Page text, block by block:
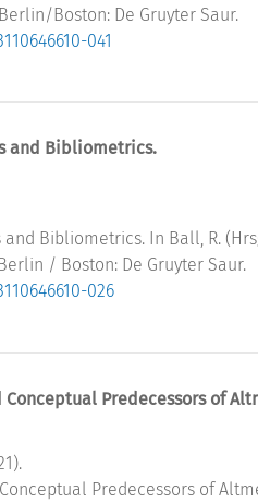
Boston: De Gruyter Saur.
041
and Bibliometrics.
Bibliometrics. In Ball, R.
/ Boston: De Gruyter Saur.
026
Predecessors of
Predecessors of